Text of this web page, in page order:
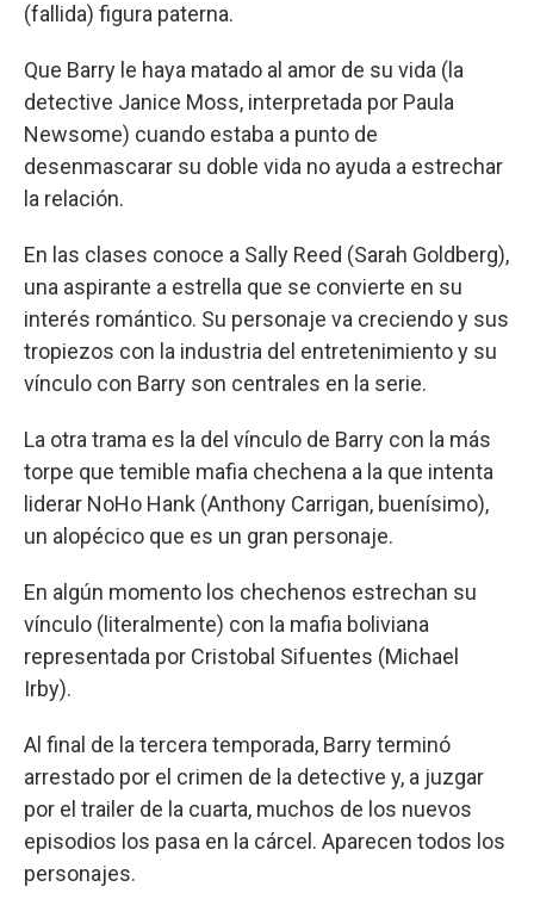
(fallida) figura paterna.
Que Barry le haya matado al amor de su vida (la
detective Janice Moss, interpretada por Paula
Newsome) cuando estaba a punto de
desenmascarar su doble vida no ayuda a estrechar
la relación.
En las clases conoce a Sally Reed (Sarah Goldberg),
una aspirante a estrella que se convierte en su
interés romántico. Su personaje va creciendo y sus
tropiezos con la industria del entretenimiento y su
vínculo con Barry son centrales en la serie.
La otra trama es la del vínculo de Barry con la más
torpe que temible mafia chechena a la que intenta
liderar NoHo Hank (Anthony Carrigan, buenísimo),
un alopécico que es un gran personaje.
En algún momento los chechenos estrechan su
vínculo (literalmente) con la mafia boliviana
representada por Cristobal Sifuentes (Michael
Irby).
Al final de la tercera temporada, Barry terminó
arrestado por el crimen de la detective y, a juzgar
por el trailer de la cuarta, muchos de los nuevos
episodios los pasa en la cárcel. Aparecen todos los
personajes.